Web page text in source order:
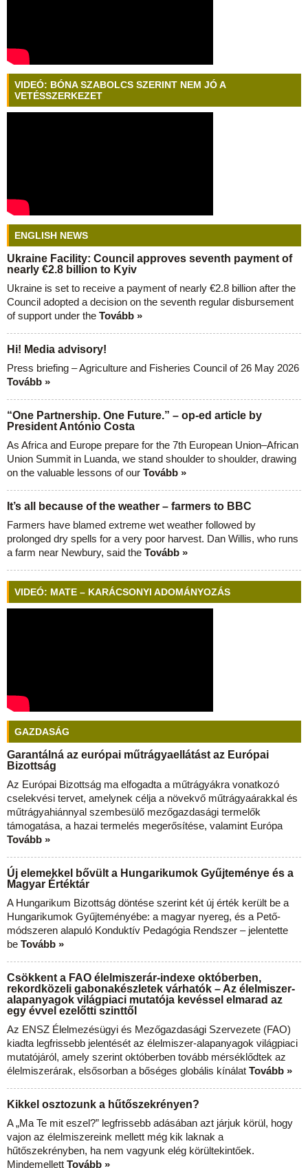
VIDEÓ: BÓNA SZABOLCS SZERINT NEM JÓ A
VETÉSSZERKEZET
ENGLISH NEWS
Ukraine Facility: Council approves seventh payment of
nearly €2.8 billion to Kyiv
Ukraine is set to receive a payment of nearly €2.8 billion after the
Council adopted a decision on the seventh regular disbursement
of support under the Tovább »
Hi! Media advisory!
Press briefing – Agriculture and Fisheries Council of 26 May 2026
Tovább »
“One Partnership. One Future.” – op-ed article by
President António Costa
As Africa and Europe prepare for the 7th European Union–African
Union Summit in Luanda, we stand shoulder to shoulder, drawing
on the valuable lessons of our Tovább »
It’s all because of the weather – farmers to BBC
Farmers have blamed extreme wet weather followed by
prolonged dry spells for a very poor harvest. Dan Willis, who runs
a farm near Newbury, said the Tovább »
VIDEÓ: MATE – KARÁCSONYI ADOMÁNYOZÁS
GAZDASÁG
Garantálná az európai műtrágyaellátást az Európai
Bizottság
Az Európai Bizottság ma elfogadta a műtrágyákra vonatkozó
cselekvési tervet, amelynek célja a növekvő műtrágyaárakkal és
műtrágyahiánnyal szembesülő mezőgazdasági termelők
támogatása, a hazai termelés megerősítése, valamint Európa
Tovább »
Új elemekkel bővült a Hungarikumok Gyűjteménye és a
Magyar Értéktár
A Hungarikum Bizottság döntése szerint két új érték került be a
Hungarikumok Gyűjteményébe: a magyar nyereg, és a Pető-
módszeren alapuló Konduktív Pedagógia Rendszer – jelentette
be Tovább »
Csökkent a FAO élelmiszerár-indexe októberben,
rekordközeli gabonakészletek várhatók – Az élelmiszer-
alapanyagok világpiaci mutatója kevéssel elmarad az
egy évvel ezelőtti szinttől
Az ENSZ Élelmezésügyi és Mezőgazdasági Szervezete (FAO)
kiadta legfrissebb jelentését az élelmiszer-alapanyagok világpiaci
mutatójáról, amely szerint októberben tovább mérséklődtek az
élelmiszerárak, elsősorban a bőséges globális kínálat Tovább »
Kikkel osztozunk a hűtőszekrényen?
A „Ma Te mit eszel?” legfrissebb adásában azt járjuk körül, hogy
vajon az élelmiszereink mellett még kik laknak a
hűtőszekrényben, ha nem vagyunk elég körültekintőek.
Mindemellett Tovább »